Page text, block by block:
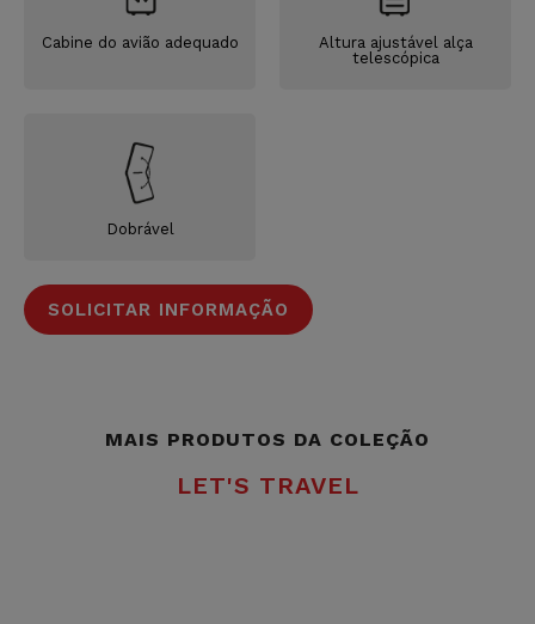
Cabine do avião adequado
Altura ajustável alça
telescópica
Dobrável
SOLICITAR INFORMAÇÃO
MAIS PRODUTOS DA COLEÇÃO
LET'S TRAVEL